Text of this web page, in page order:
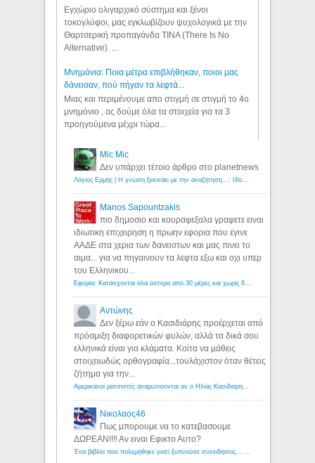
Εγχώριο ολιγαρχικό σύστημα και ξένοι
τοκογλύφοι, μας εγκλωβίζουν ψυχολογικά με την
Θαρτσερική προπαγάνδα TINA (There Is No
Alternative). ...
Μνημόνια: Ποια μέτρα επιβλήθηκαν, ποιοι μας
δάνεισαν, πού πήγαν τα λεφτά...
Μιας και περιμένουμε απο στιγμή σε στιγμή το 4ο
μνημόνιο , ας δούμε όλα τα στοιχεία για τα 3
προηγούμενα μέχρι τώρα...
Mic Mic
Δεν υπάρχει τέτοιο άρθρο στο planetnews
Λόγιος Ερμής | Η γνώση ξεκινάει με την αναζήτηση...: Ιδού οι 18 που χρωστούν 11 δις ευρώ!
Manos Sapountzakis
πιο δημοσιο και κουραφεξαλα γραφετε ειναι
ιδιωτικη επιχειρηση η πρωην εφορια που εγινε
ΑΑΔΕ στα χερια των δανειστων και μας πινει το
αιμα... για να πηγαινουν τα λεφτα εξω και οχι υπερ
του Ελληνικου...
Εφορία: Κατάσχονται όλα ύστερα από 30 μέρες και χωρίς δικαστικές αποφάσεις - Λόγιος Ερμής
Αντώνης
Δεν ξέρω εάν ο Κασιδιάρης προέρχεται από
πρόσμιξη διαφορετικών φυλών, αλλά τα δικά σου
ελληνικά είναι για κλάματα. Κοίτα να μάθεις
στοιχειωδώς ορθογραφία...τουλάχιστον όταν θέτεις
ζήτημα για την...
Αμερικανοί ρατσιστές αναρωτιούνται αν ο Ηλίας Κασιδιάρης ανήκει στη λευκή φυλή... - Λόγιος Ερμής
Νικολαος46
Πως μπορουμε να το κατεβασουμε
ΔΩΡΕΑΝ!!!! Αν ειναι Εφικτο Αυτο?
Ένα βιβλίο που πολεμήθηκε γιατί ξυπνούσε συνειδήσεις... - Λόγιος Ερμής | Η γνώση ξεκινάει με την αναζήτηση...